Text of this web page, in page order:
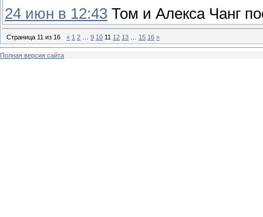
24 июн в 12:43 Том и Алекса Чанг
Страница 11 из 16 « 1 2 9 10 11 12 13 15 16 »
Полная версия сайта